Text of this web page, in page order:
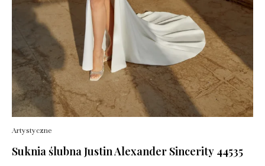
Artystyczne
Suknia ślubna Justin Alexander Sincerity 44535